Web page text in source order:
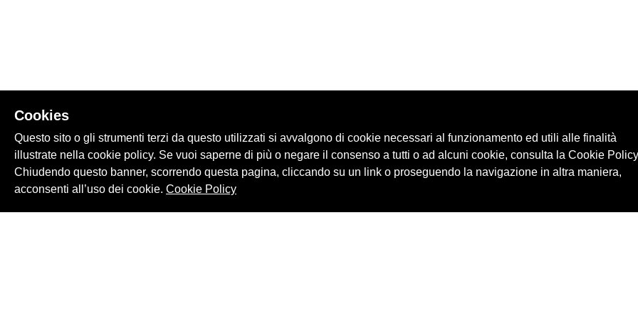
Cookies
Questo sito o gli strumenti terzi da questo utilizzati si avvalgono di cookie necessari al funzionamento ed utili alle finalità
illustrate nella cookie policy. Se vuoi saperne di più o negare il consenso a tutti o ad alcuni cookie, consulta la Cookie
Chiudendo questo banner, scorrendo questa pagina, cliccando su un link o proseguendo la navigazione in altra maniera,
acconsenti all’uso dei cookie. Cookie Policy